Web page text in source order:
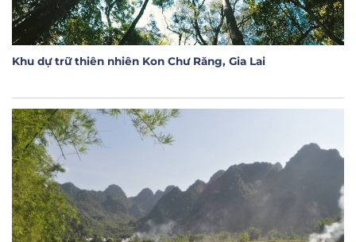
Khu dự trữ thiên nhiên Kon Chư Răng, Gia Lai